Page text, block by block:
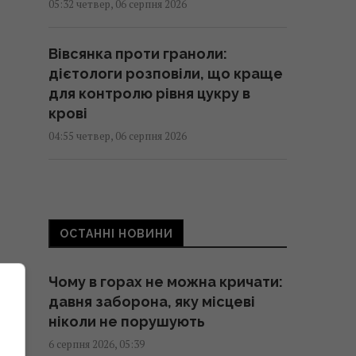
05:32 четвер, 06 серпня 2026
Вівсянка проти граноли:
дієтологи розповіли, що краще
для контролю рівня цукру в
крові
04:55 четвер, 06 серпня 2026
експертів
03:53 четвер, 06 серпня 2026
Невелика група змій вторглася
й захопила цілий острів: як їм це
вдалося
ОСТАННІ НОВИНИ
Чому в горах не можна кричати:
давня заборона, яку місцеві
ніколи не порушують
6 серпня 2026, 05:39